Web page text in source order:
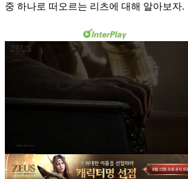
중 하나로 떠오르는 리츠에 대해 알아보자.